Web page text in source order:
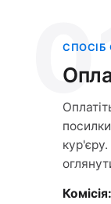
СПОСІБ
Комісія: